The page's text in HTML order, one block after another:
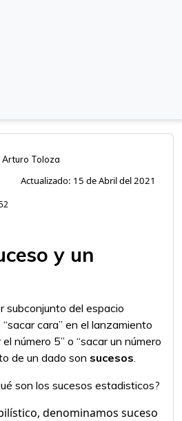
Arturo Toloza
Actualizado: 15 de Abril del 2021
y un
subconjunto del espacio
“sacar cara” en el lanzamiento
número 5” o “sacar un número
de un dado son sucesos.
son los sucesos estadisticos?
denominamos suceso